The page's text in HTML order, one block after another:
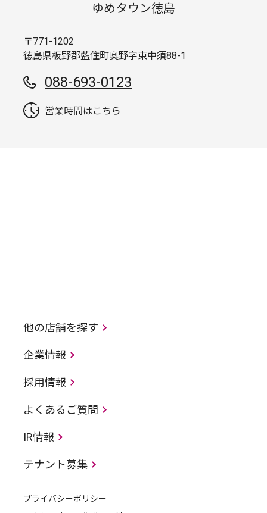
ゆめタウン徳島
〒771-1202
徳島県板野郡藍住町奥野字東中須88-1
088-693-0123
営業時間はこちら
他の店舗を探す
企業情報
採用情報
よくあるご質問
IR情報
テナント募集
プライバシーポリシー